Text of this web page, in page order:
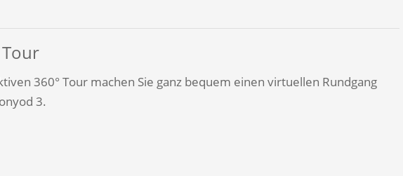
360° Tour machen Sie ganz bequem einen virtuellen Rundgang
3.